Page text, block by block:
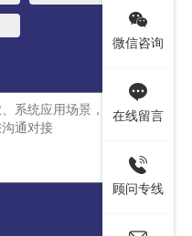
微信咨询
在线留言
顾问专线